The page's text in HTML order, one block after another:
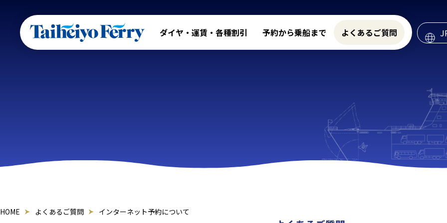
ダイヤ・運賃・各種割引 予約から乗船まで よくあるご質問
HOME よくあるご質問 インターネット予約について